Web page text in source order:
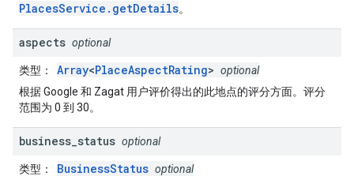
PlacesService.getDetails。
aspects optional
类型 ： Array<PlaceAspectRating> optional
根据 Google 和 Zagat 用户评价得出的此地点的评分方面。评分
范围为 0 到 30。
business status optional
类型 ： BusinessStatus optional